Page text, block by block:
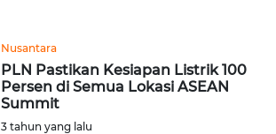
Nusantara
PLN Pastikan Kesiapan Listrik 100
Persen di Semua Lokasi ASEAN
Summit
3 tahun yang lalu